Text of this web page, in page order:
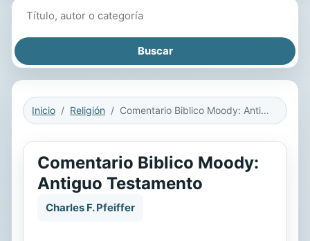
Inicio Religión Comentario Biblico Moody: Antiguo Testamento
Comentario Biblico Moody:
Antiguo Testamento
Charles F. Pfeiffer